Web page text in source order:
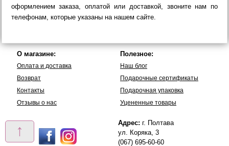
оформлением заказа, оплатой или доставкой, звоните нам по
телефонам, которые указаны на нашем сайте.
↑
О магазине:
Оплата и доставка
Возврат
Контакты
Отзывы о нас
Полезное:
Наш блог
Подарочные сертификаты
Подарочная упаковка
Уцененные товары
Адрес: г. Полтава
ул. Коряка, 3
(067) 695-60-60